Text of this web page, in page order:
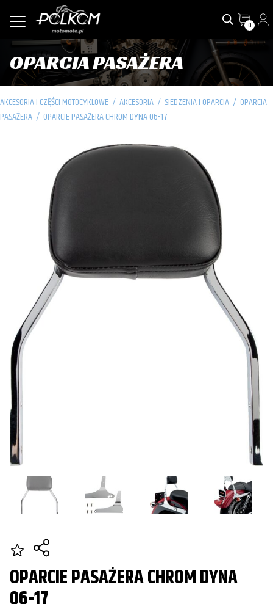
0
OPARCIA PASAŻERA
AKCESORIA I CZĘŚCI MOTOCYKLOWE / AKCESORIA / SIEDZENIA I OPARCIA / OPARCIA
PASAŻERA / OPARCIE PASAŻERA CHROM DYNA 06-17
OPARCIE PASAŻERA CHROM DYNA